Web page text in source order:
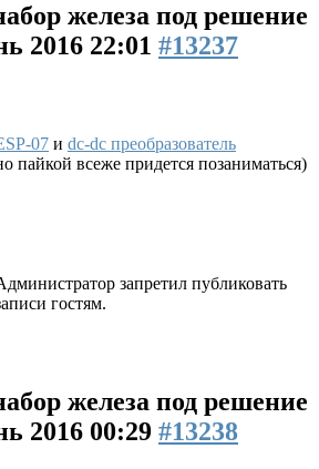
железа под решение
2016 22:01 #13237
07 и dc-dc преобразователь
пайкой всеже придется позаниматься)
запретил публиковать
гостям.
железа под решение
2016 00:29 #13238